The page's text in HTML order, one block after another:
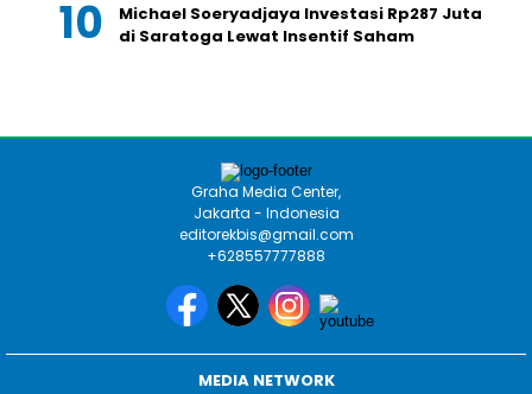
Michael Soeryadjaya Investasi Rp287 Juta
di Saratoga Lewat Insentif Saham
Graha Media Center,
Jakarta - Indonesia
editorekbis@gmail.com
+628557777888
MEDIA NETWORK